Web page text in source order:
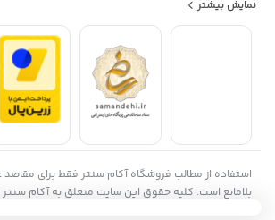
تاسیس شده. آکام سنتر با همکاری با برندهای معروف
و خدمات پس از فروش، تخفیف‌ها و جشنواره‌های
حرفه ای، به عنوان یک فروشگاه مطمئن و مورد اعتماد
سنتر با هدف توسعه بازار خرید و فروش الکترونیکی و
همواره در حال به‌روزرسانی و بهبود سامانه‌های خود
نمایش بیشتر
استفاده از مطالب فروشگاه آکام سنتر فقط برای مقاصد
بلامانع است. کلیه حقوق این سایت متعلق به آکام